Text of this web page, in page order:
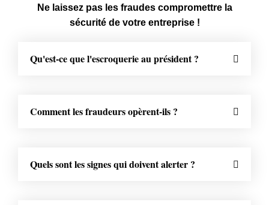
Ne laissez pas les fraudes compromettre la
sécurité de votre entreprise !
Qu'est-ce que l'escroquerie au président ?
Comment les fraudeurs opèrent-ils ?
Quels sont les signes qui doivent alerter ?